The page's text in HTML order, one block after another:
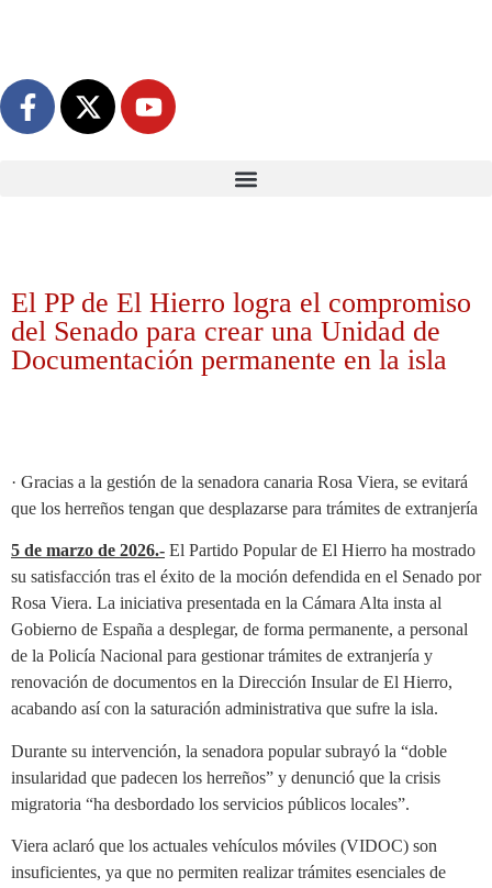
El PP de El Hierro logra el compromiso
del Senado para crear una Unidad de
Documentación permanente en la isla
· Gracias a la gestión de la senadora canaria Rosa Viera, se evitará
que los herreños tengan que desplazarse para trámites de extranjería
5 de marzo de 2026.- El Partido Popular de El Hierro ha mostrado
su satisfacción tras el éxito de la moción defendida en el Senado por
Rosa Viera. La iniciativa presentada en la Cámara Alta insta al
Gobierno de España a desplegar, de forma permanente, a personal
de la Policía Nacional para gestionar trámites de extranjería y
renovación de documentos en la Dirección Insular de El Hierro,
acabando así con la saturación administrativa que sufre la isla.
Durante su intervención, la senadora popular subrayó la “doble
insularidad que padecen los herreños” y denunció que la crisis
migratoria “ha desbordado los servicios públicos locales”.
Viera aclaró que los actuales vehículos móviles (VIDOC) son
insuficientes, ya que no permiten realizar trámites esenciales de